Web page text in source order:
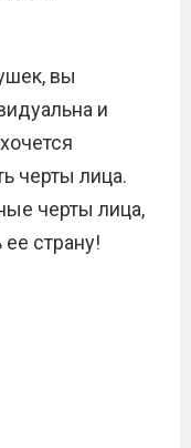
вы
и
черты лица.
черты лица,
страну!